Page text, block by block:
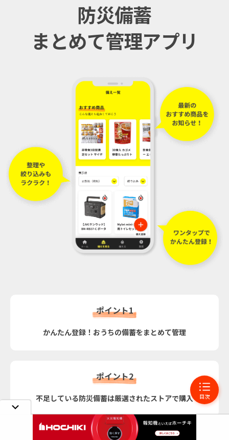
目次
防災備蓄
まとめて管理アプリ
ポイント1
かんたん登録！おうちの備蓄をまとめて管理
ポイント2
不足している防災備蓄は厳選されたストアで購入